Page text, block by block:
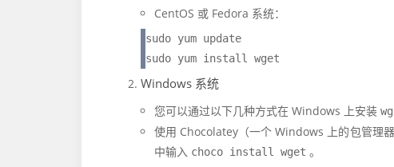
CentOS 或 Fedora 系统：
sudo yum update
Windows 系统
您可以通过以下几种方式在 Windows 上安装
使用 Chocolatey（一个 Windows 上的包管理
中输入 choco install wget 。